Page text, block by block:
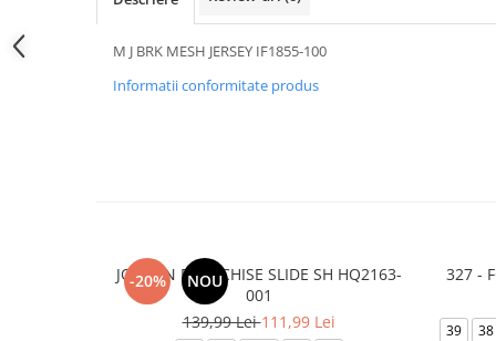
M J BRK MESH JERSEY IF1855-100
Informatii conformitate produs
-20% NOU
JORDAN FRANCHISE SLIDE SH HQ2163-
001
139,99 Lei111,99 Lei
327 -
39 38